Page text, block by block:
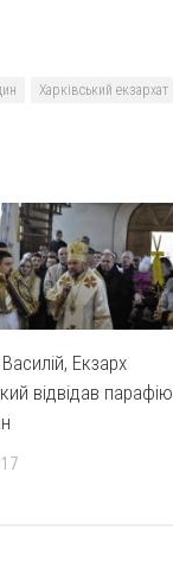
Харківський екзархат
Екзарх
відвідав парафію